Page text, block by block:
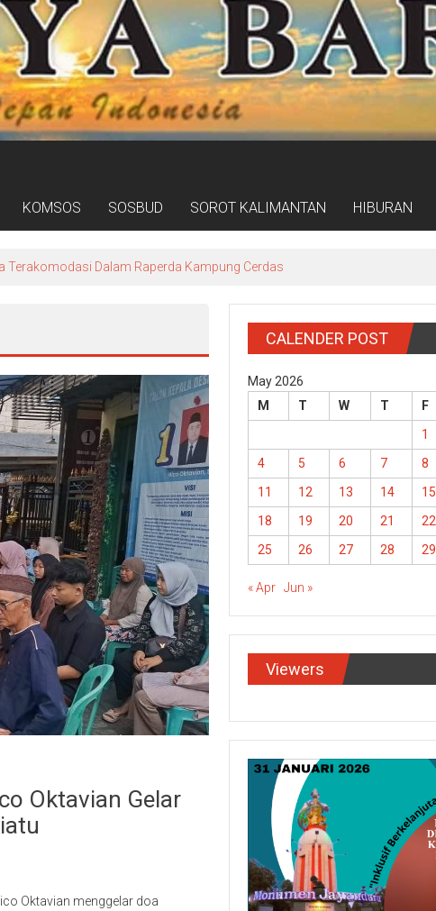
KOMSOS SOSBUD SOROT KALIMANTAN HIBURAN
Dalam Raperda Kampung Cerdas
Oktavian Gelar
Oktavian menggelar doa
CALENDER POST
May 2026
M
T W T F
1
4
5 6 7 8
11
12 13 14 15
18
19 20 21 22
25
26 27 28 29
« Apr Jun »
Viewers